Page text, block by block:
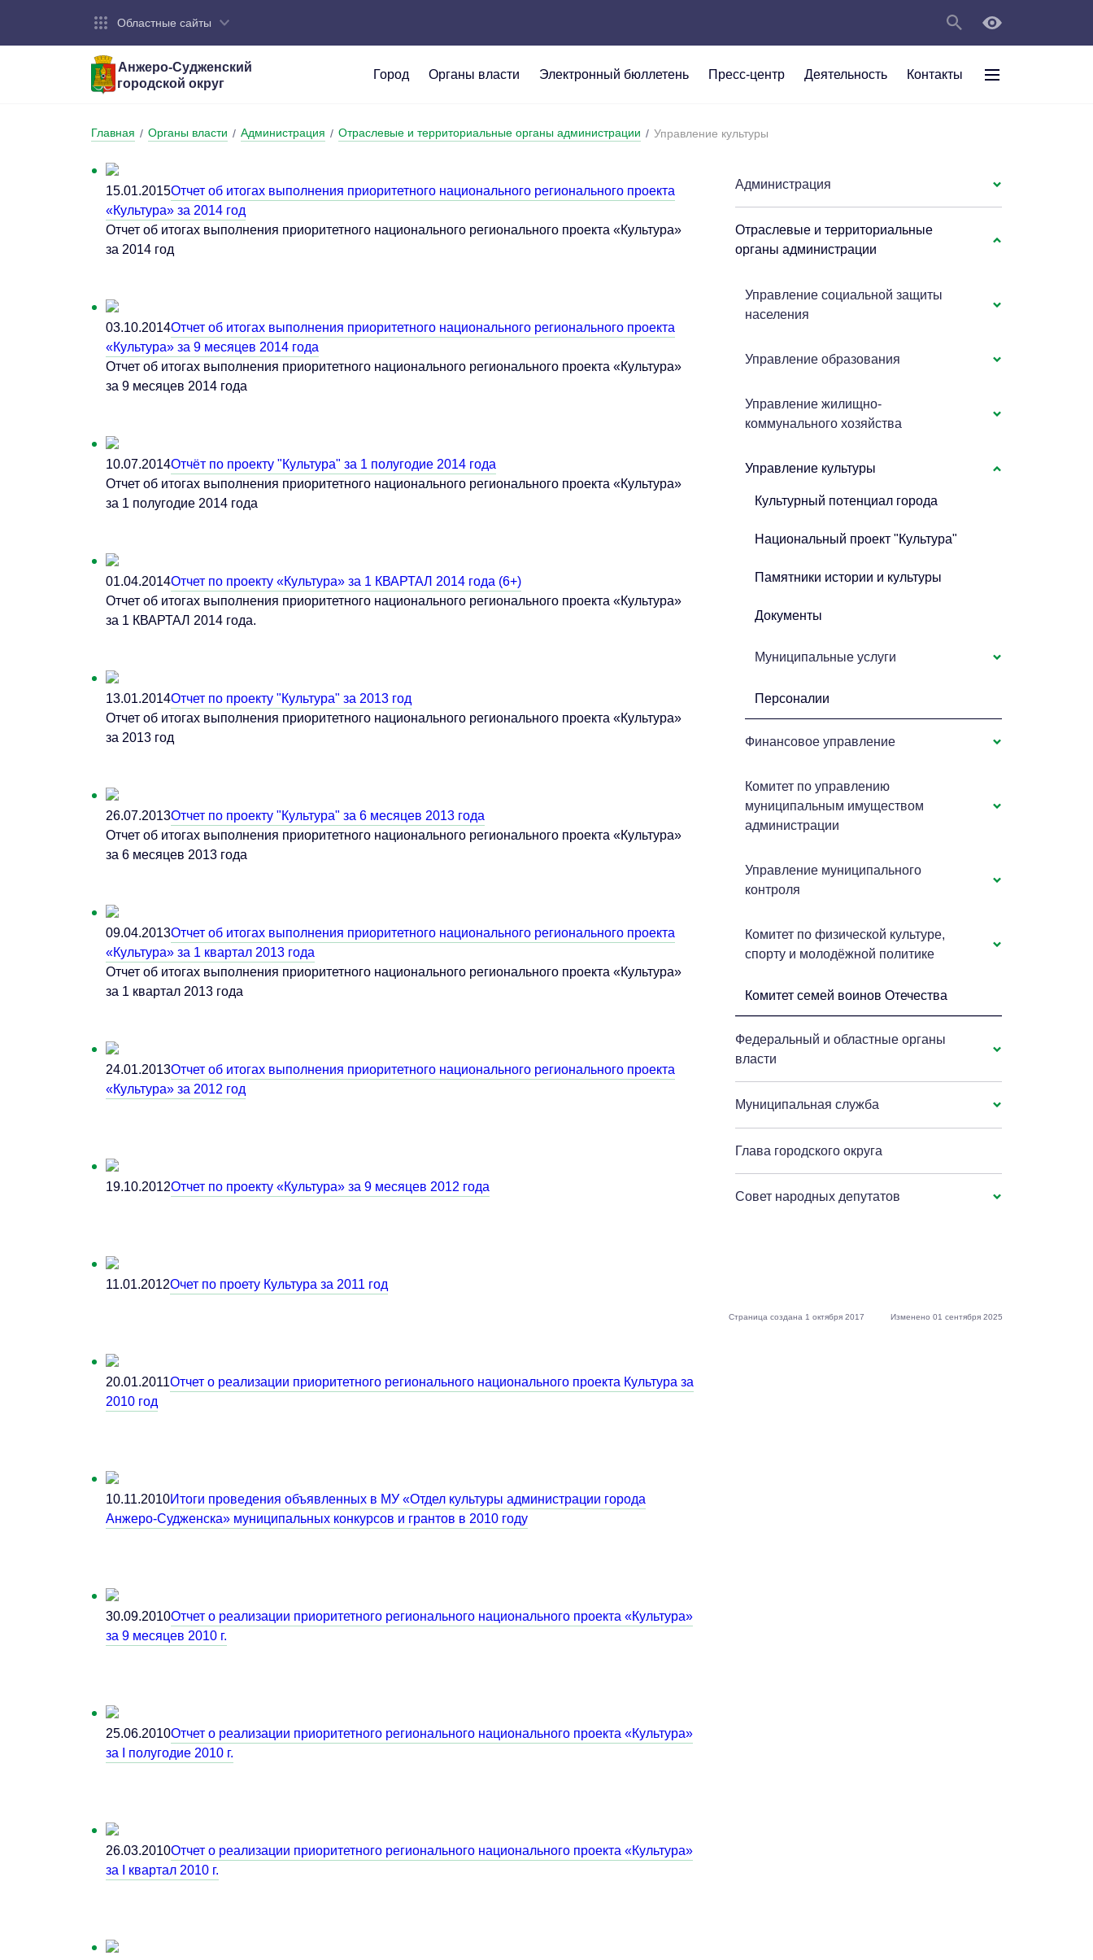
Областные сайты
Анжеро-Судженский
городской округ
Город
Устав города Общественный транспорт
Органы власти
Отраслевые и территориальные органы
Федеральный и областные органы власти
Глава городского округа
Совет народных депутатов
Электронный бюллетень Пресс-центр Деятельность
Промышленность СВОи ГЕРОИ. КУZБАСС
Контакты
Обращения граждан
Политика администрации Анжеро-
отношении обработки персональных
данных
Главная / Органы власти / Администрация / Отраслевые и территориальные органы администрации / Управление культуры
15.01.2015Отчет об итогах выполнения приоритетного национального регионального проекта
«Культура» за 2014 год
Отчет об итогах выполнения приоритетного национального регионального проекта «Культура»
за 2014 год
03.10.2014Отчет об итогах выполнения приоритетного национального регионального проекта
«Культура» за 9 месяцев 2014 года
Отчет об итогах выполнения приоритетного национального регионального проекта «Культура»
за 9 месяцев 2014 года
10.07.2014Отчёт по проекту "Культура" за 1 полугодие 2014 года
Отчет об итогах выполнения приоритетного национального регионального проекта «Культура»
за 1 полугодие 2014 года
01.04.2014Отчет по проекту «Культура» за 1 КВАРТАЛ 2014 года (6+)
Отчет об итогах выполнения приоритетного национального регионального проекта «Культура»
за 1 КВАРТАЛ 2014 года.
13.01.2014Отчет по проекту "Культура" за 2013 год
Отчет об итогах выполнения приоритетного национального регионального проекта «Культура»
за 2013 год
26.07.2013Отчет по проекту "Культура" за 6 месяцев 2013 года
Отчет об итогах выполнения приоритетного национального регионального проекта «Культура»
за 6 месяцев 2013 года
09.04.2013Отчет об итогах выполнения приоритетного национального регионального проекта
«Культура» за 1 квартал 2013 года
Отчет об итогах выполнения приоритетного национального регионального проекта «Культура»
за 1 квартал 2013 года
24.01.2013Отчет об итогах выполнения приоритетного национального регионального проекта
«Культура» за 2012 год
19.10.2012Отчет по проекту «Культура» за 9 месяцев 2012 года
11.01.2012Очет по проету Культура за 2011 год
20.01.2011Отчет о реализации приоритетного регионального национального проекта Культура за
2010 год
10.11.2010Итоги проведения объявленных в МУ «Отдел культуры администрации города
Анжеро-Судженска» муниципальных конкурсов и грантов в 2010 году
30.09.2010Отчет о реализации приоритетного регионального национального проекта «Культура»
за 9 месяцев 2010 г.
25.06.2010Отчет о реализации приоритетного регионального национального проекта «Культура»
за I полугодие 2010 г.
26.03.2010Отчет о реализации приоритетного регионального национального проекта «Культура»
за I квартал 2010 г.
Администрация
Отраслевые и территориальные
органы администрации
Управление социальной защиты
населения
Управление образования
Управление жилищно-
коммунального хозяйства
Управление культуры
Культурный потенциал города
Национальный проект "Культура"
Памятники истории и культуры
Документы
Муниципальные услуги
Персоналии
Финансовое управление
Комитет по управлению
муниципальным имуществом
администрации
Управление муниципального
контроля
Комитет по физической культуре,
спорту и молодёжной политике
Комитет семей воинов Отечества
Федеральный и областные органы
власти
Муниципальная служба
Глава городского округа
Совет народных депутатов
Страница создана 1 октября 2017 Изменено 01 сентября 2025